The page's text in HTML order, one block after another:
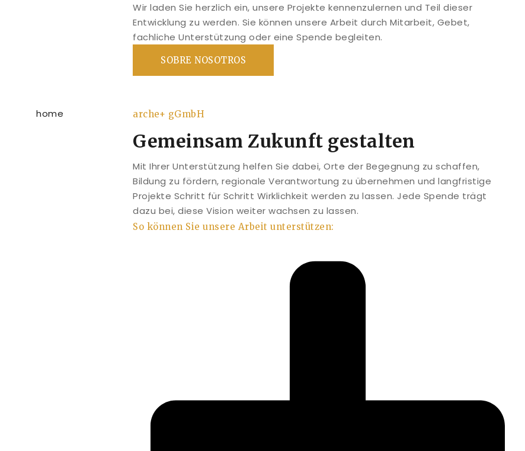
Wir laden Sie herzlich ein, unsere Projekte kennenzulernen und Teil dieser
Entwicklung zu werden. Sie können unsere Arbeit durch Mitarbeit, Gebet,
fachliche Unterstützung oder eine Spende begleiten.
SOBRE NOSOTROS
arche+ gGmbH
Gemeinsam Zukunft gestalten
Mit Ihrer Unterstützung helfen Sie dabei, Orte der Begegnung zu schaffen,
Bildung zu fördern, regionale Verantwortung zu übernehmen und langfristige
Projekte Schritt für Schritt Wirklichkeit werden zu lassen. Jede Spende trägt
dazu bei, diese Vision weiter wachsen zu lassen.
So können Sie unsere Arbeit unterstützen: